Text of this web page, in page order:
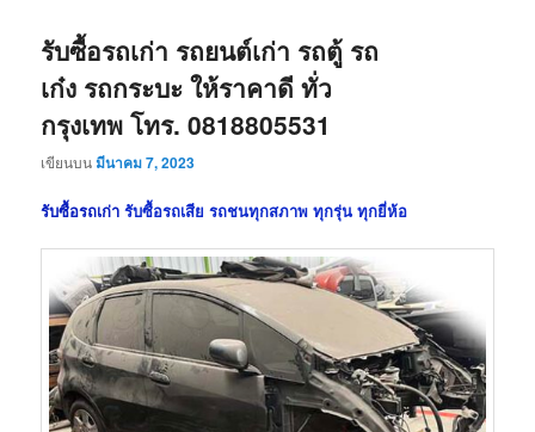
รับซื้อรถเก่า รถยนต์เก่า รถตู้ รถ
เก๋ง รถกระบะ ให้ราคาดี ทั่ว
กรุงเทพ โทร. 0818805531
เขียนบนมีนาคม 7, 2023
รับซื้อรถเก่า รับซื้อรถเสีย รถชนทุกสภาพ ทุกรุ่น ทุกยี่ห้อ